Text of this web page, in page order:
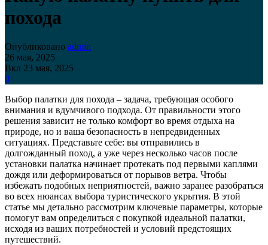
похода
Опубликовано admin
26 мая, 2025
Вкл 23 мая, 2025
0
Выбор палатки для похода – задача, требующая особого
внимания и вдумчивого подхода. От правильности этого
решения зависит не только комфорт во время отдыха на
природе, но и ваша безопасность в непредвиденных
ситуациях. Представьте себе: вы отправились в
долгожданный поход, а уже через несколько часов после
установки палатка начинает протекать под первыми каплями
дождя или деформироваться от порывов ветра. Чтобы
избежать подобных неприятностей, важно заранее разобраться
во всех нюансах выбора туристического укрытия. В этой
статье мы детально рассмотрим ключевые параметры, которые
помогут вам определиться с покупкой идеальной палатки,
исходя из ваших потребностей и условий предстоящих
путешествий.